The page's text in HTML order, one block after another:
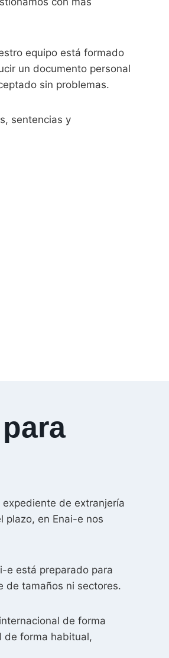
equipo está formado
un documento personal
sin problemas.
sentencias y
de extranjería
plazo, en Enai-e nos
e está preparado para
de tamaños ni sectores.
de forma
de forma habitual,